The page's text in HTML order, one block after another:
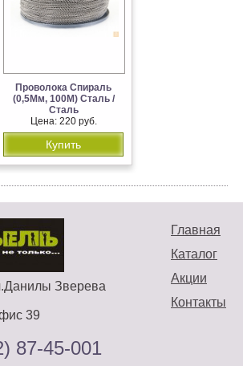
Проволока Спираль
(0,5Мм, 100М) Сталь /
Сталь
Цена: 220 руб.
Купить
Главная
Каталог
Акции
Контакты
Зверева
39
87-45-001